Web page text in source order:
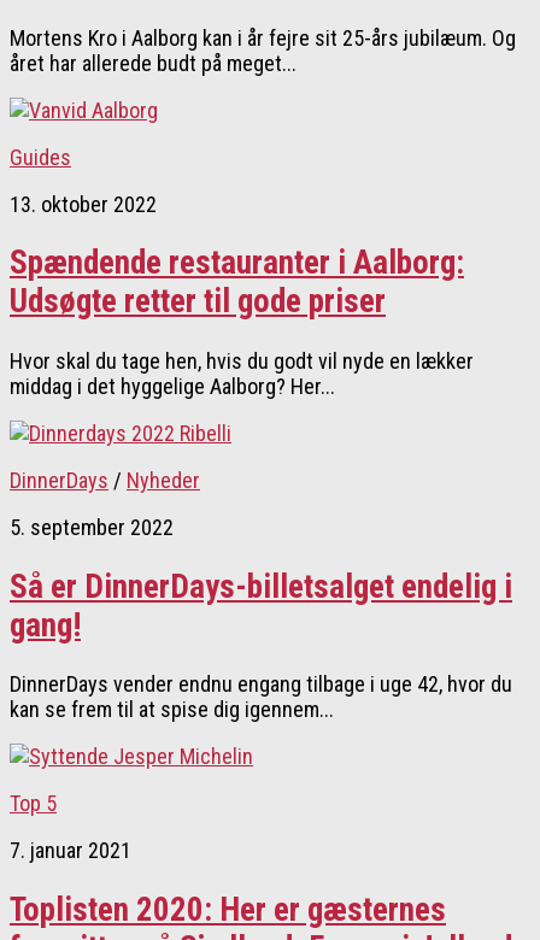
Mortens Kro i Aalborg kan i år fejre sit 25-års jubilæum. Og
året har allerede budt på meget...
Guides
13. oktober 2022
Spændende restauranter i Aalborg:
Udsøgte retter til gode priser
Hvor skal du tage hen, hvis du godt vil nyde en lækker
middag i det hyggelige Aalborg? Her...
DinnerDays / Nyheder
5. september 2022
Så er DinnerDays-billetsalget endelig i
gang!
DinnerDays vender endnu engang tilbage i uge 42, hvor du
kan se frem til at spise dig igennem...
Top 5
7. januar 2021
Toplisten 2020: Her er gæsternes